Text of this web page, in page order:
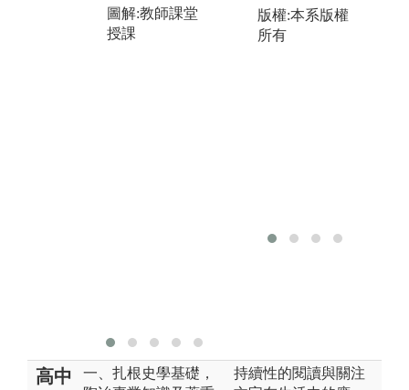
圖解:教師課堂
授課
圖解:環境生態
學野外實察
版權:本系版權
所有
高中
一、扎根史學基礎，
持續性的閱讀與關注